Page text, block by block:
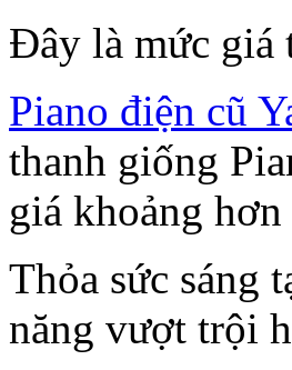
Đây là mức giá
Piano điện cũ
thanh giống
giá khoảng
Thỏa sức sáng
năng vượt trội